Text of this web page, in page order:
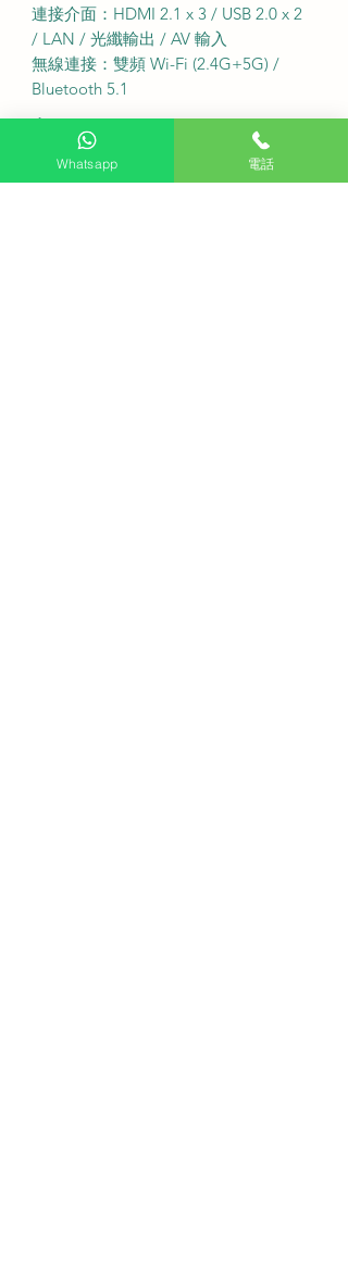
連接介面：HDMI 2.1 x 3 / USB 2.0 x 2
/ LAN / 光纖輸出 / AV 輸入
無線連接：雙頻 Wi-Fi (2.4G+5G) /
Bluetooth 5.1
．
服務收費及安裝說明
免費座檯安裝：購買此產品可享免費
座檯安裝服務
Whatsapp 電話